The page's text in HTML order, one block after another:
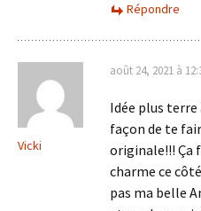
Répondre
Vicki
août 24, 2021 à
Idée plus
façon de te
originale!!!
charme ce
pas ma belle